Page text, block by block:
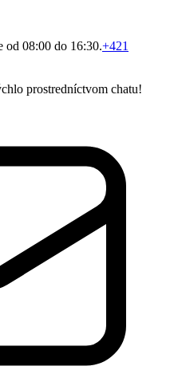
od 08:00 do 16:30.+421
prostredníctvom chatu!